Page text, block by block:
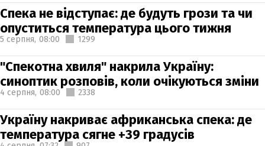
Спека не відступає: де будуть грози та чи
опуститься температура цього тижня
5 серпня, 08:00 1299
"Спекотна хвиля" накрила Україну:
синоптик розповів, коли очікуються зміни
4 серпня, 08:00 2338
Україну накриває африканська спека: де
температура сягне +39 градусів